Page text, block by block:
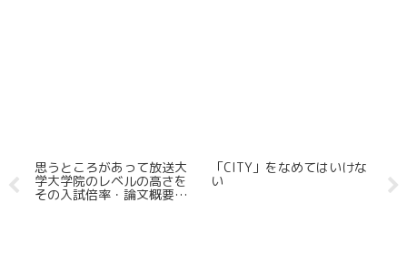
思うところがあって放送大
学大学院のレベルの高さを
その入試倍率・論文概要か
「CITY」をなめてはいけな
い イ
し